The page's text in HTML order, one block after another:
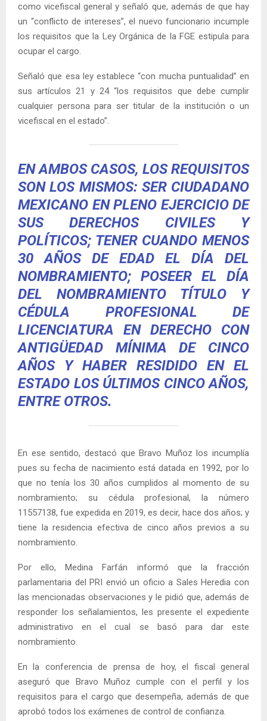
como vicefiscal general y señaló que, además de que hay
un “conflicto de intereses”, el nuevo funcionario incumple
los requisitos que la Ley Orgánica de la FGE estipula para
ocupar el cargo.
Señaló que esa ley establece “con mucha puntualidad” en
sus artículos 21 y 24 “los requisitos que debe cumplir
cualquier persona para ser titular de la institución o un
vicefiscal en el estado”.
EN AMBOS CASOS, LOS REQUISITOS
SON LOS MISMOS: SER CIUDADANO
MEXICANO EN PLENO EJERCICIO DE
SUS DERECHOS CIVILES Y
POLÍTICOS; TENER CUANDO MENOS
30 AÑOS DE EDAD EL DÍA DEL
NOMBRAMIENTO; POSEER EL DÍA
DEL NOMBRAMIENTO TÍTULO Y
CÉDULA PROFESIONAL DE
LICENCIATURA EN DERECHO CON
ANTIGÜEDAD MÍNIMA DE CINCO
AÑOS Y HABER RESIDIDO EN EL
ESTADO LOS ÚLTIMOS CINCO AÑOS,
ENTRE OTROS.
En ese sentido, destacó que Bravo Muñoz los incumplía
pues su fecha de nacimiento está datada en 1992, por lo
que no tenía los 30 años cumplidos al momento de su
nombramiento; su cédula profesional, la número
11557138, fue expedida en 2019, es decir, hace dos años; y
tiene la residencia efectiva de cinco años previos a su
nombramiento.
Por ello, Medina Farfán informó que la fracción
parlamentaria del PRI envió un oficio a Sales Heredia con
las mencionadas observaciones y le pidió que, además de
responder los señalamientos, les presente el expediente
administrativo en el cual se basó para dar este
nombramiento.
En la conferencia de prensa de hoy, el fiscal general
aseguró que Bravo Muñoz cumple con el perfil y los
requisitos para el cargo que desempeña, además de que
aprobó todos los exámenes de control de confianza.